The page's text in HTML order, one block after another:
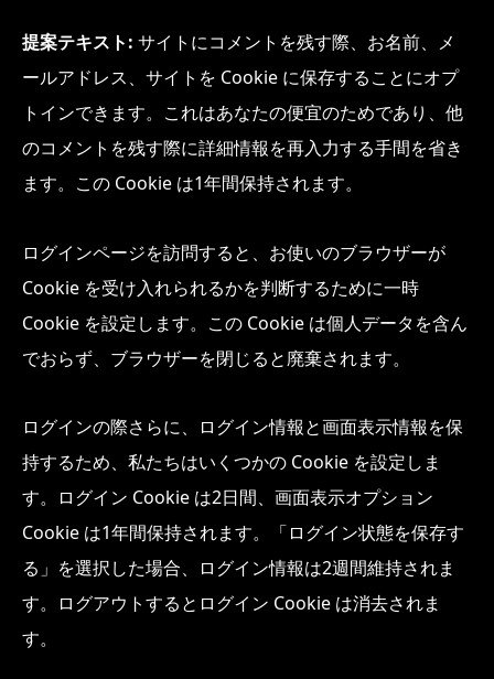
提案テキスト: サイトにコメントを残す際、お名前、メ
ールアドレス、サイトを Cookie に保存することにオプ
トインできます。これはあなたの便宜のためであり、他
のコメントを残す際に詳細情報を再入力する手間を省き
ます。この Cookie は1年間保持されます。
ログインページを訪問すると、お使いのブラウザーが
Cookie を受け入れられるかを判断するために一時
Cookie を設定します。この Cookie は個人データを含ん
でおらず、ブラウザーを閉じると廃棄されます。
ログインの際さらに、ログイン情報と画面表示情報を保
持するため、私たちはいくつかの Cookie を設定しま
す。ログイン Cookie は2日間、画面表示オプション
Cookie は1年間保持されます。「ログイン状態を保存す
る」を選択した場合、ログイン情報は2週間維持されま
す。ログアウトするとログイン Cookie は消去されま
す。